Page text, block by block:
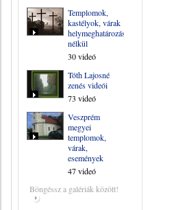
Templomok,
kastélyok, várak
helymeghatározás
nélkül
30 videó
Tóth Lajosné
zenés videói
73 videó
Veszprém
megyei
templomok,
várak,
események
47 videó
Böngéssz a galériák között!